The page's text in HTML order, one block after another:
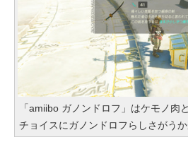
「amiibo ガノンドロフ」はケモノ肉
チョイスにガノンドロフらしさがう